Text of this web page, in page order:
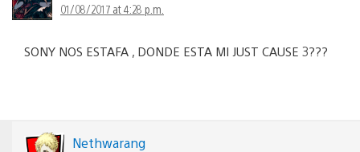
01/08/2017 at 4:28 p.m.
SONY NOS ESTAFA , DONDE ESTA MI JUST CAUSE 3???
Nethwarang